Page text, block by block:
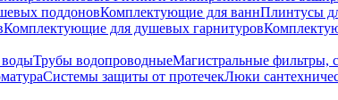
поддоновКомплектующие для ваннПлинтусы
Комплектующие для душевых гарнитуров
Трубы водопроводныеМагистральные фильтры,
Системы защиты от протечекЛюки